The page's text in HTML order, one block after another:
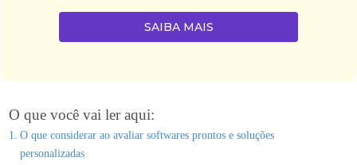
SAIBA MAIS
O que você vai ler aqui:
O que considerar ao avaliar softwares prontos e soluções
personalizadas